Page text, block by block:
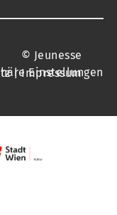
© Jeunesse
|Impressum
Einstellungen